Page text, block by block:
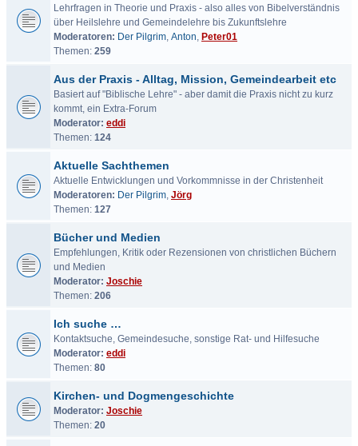
Lehrfragen in Theorie und Praxis - also alles von Bibelverständnis
über Heilslehre und Gemeindelehre bis Zukunftslehre
Moderatoren: Der Pilgrim, Anton, Peter01
Themen: 259
Aus der Praxis - Alltag, Mission, Gemeindearbeit etc
Basiert auf "Biblische Lehre" - aber damit die Praxis nicht zu kurz
kommt, ein Extra-Forum
Moderator: eddi
Themen: 124
Aktuelle Sachthemen
Aktuelle Entwicklungen und Vorkommnisse in der Christenheit
Moderatoren: Der Pilgrim, Jörg
Themen: 127
Bücher und Medien
Empfehlungen, Kritik oder Rezensionen von christlichen Büchern
und Medien
Moderator: Joschie
Themen: 206
Ich suche …
Kontaktsuche, Gemeindesuche, sonstige Rat- und Hilfesuche
Moderator: eddi
Themen: 80
Kirchen- und Dogmengeschichte
Moderator: Joschie
Themen: 20